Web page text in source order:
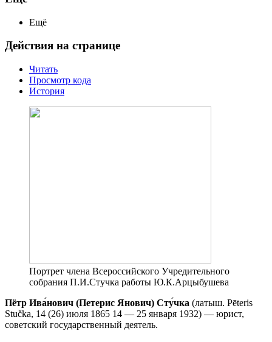
Ещё
Действия на странице
Читать
Просмотр кода
История
Портрет члена Всероссийского Учредительного
собрания П.И.Стучка работы Ю.К.Арцыбушева
Пётр Ива́нович (Петерис Янович) Сту́чка (латыш. Pēteris
Stučka, 14 (26) июля 1865 14 — 25 января 1932) — юрист,
советский государственный деятель.